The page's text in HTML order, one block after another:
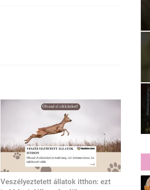
Veszélyeztetett állatok itthon: ezt